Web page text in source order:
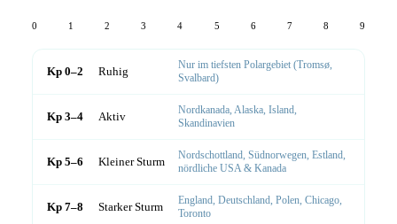
0 1 2 3 4 5 6 7 8 9
Kp 0–2 Ruhig
Nur im tiefsten Polargebiet (Tromsø,
Svalbard)
Kp 3–4 Aktiv
Nordkanada, Alaska, Island,
Skandinavien
Kp 5–6 Kleiner Sturm
Nordschottland, Südnorwegen, Estland,
nördliche USA & Kanada
Kp 7–8 Starker Sturm
England, Deutschland, Polen, Chicago,
Toronto